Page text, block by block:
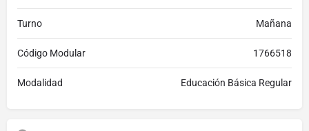
Turno Mañana
Código Modular 1766518
Modalidad Educación Básica Regular